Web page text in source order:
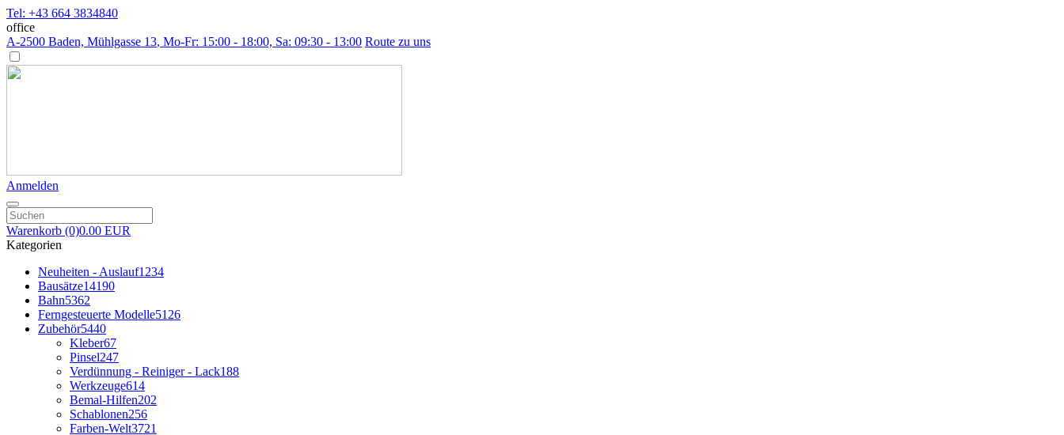
Tel: +43 664 3834840
office
A-2500 Baden, Mühlgasse 13, Mo-Fr: 15:00 - 18:00, Sa: 09:30 - 13:00 Route zu uns
Anmelden
Warenkorb (0)0.00 EUR
Kategorien
Neuheiten - Auslauf1234
Bausätze14190
Bahn5362
Ferngesteuerte Modelle5126
Zubehör5440
Kleber67
Pinsel247
Verdünnung - Reiniger - Lack188
Werkzeuge614
Bemal-Hilfen202
Schablonen256
Farben-Welt3721